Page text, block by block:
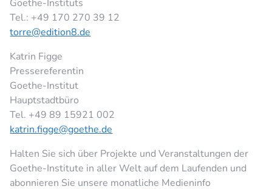
Goethe-Instituts
Tel.: +49 170 270 39 12
torre@edition8.de
Katrin Figge
Pressereferentin
Goethe-Institut
Hauptstadtbüro
Tel. +49 89 15921 002
katrin.figge@goethe.de
Halten Sie sich über Projekte und Veranstaltungen der
Goethe-Institute in aller Welt auf dem Laufenden und
abonnieren Sie unsere monatliche Medieninfo